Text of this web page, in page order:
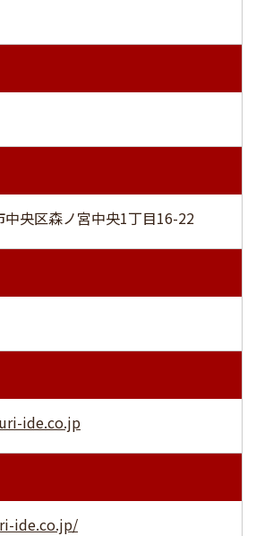
中央区森ノ宮中央1丁目16-22
ide.co.jp
ide.co.jp/